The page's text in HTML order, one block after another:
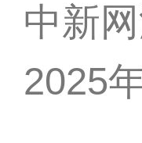
中新
2025